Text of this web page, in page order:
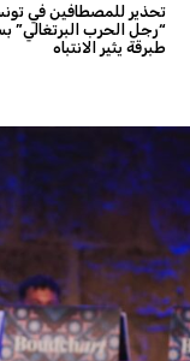
تحذير للمصطافين في
“رجل الحرب البرتغالي”
طبرقة يثير الانتباه